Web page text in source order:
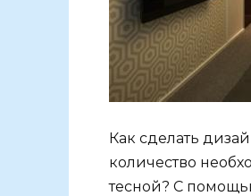
Как сделать
количество
тесной? С